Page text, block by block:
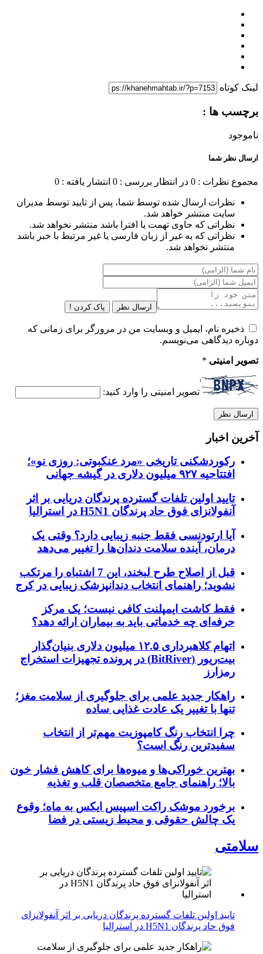
لینک کوتاه
برچسب ها :
ناموجود
ارسال نظر شما
مجموع نظرات : 0 در انتظار بررسی : 0 انتشار یافته : 0
نظرات ارسال شده توسط شما، پس از تایید توسط مدیران
سایت منتشر خواهد شد.
نظراتی که حاوی تهمت یا افترا باشد منتشر نخواهد شد.
نظراتی که به غیر از زبان فارسی یا غیر مرتبط با خبر باشد
منتشر نخواهد شد.
ارسال نظر پاک کردن !
ذخیره نام، ایمیل و وبسایت من در مرورگر برای زمانی که
دوباره دیدگاهی می‌نویسم.
تصویر امنیتی *
تصویر امنیتی را وارد کنید:
آخرین اخبار
رکوردشکنی تاریخی «مرد عنکبوتی: روزی نو»؛
افتتاحیه ۹۲۷ میلیون دلاری در گیشه جهانی
تایید اولین تلفات گسترده پرندگان دریایی بر اثر
آنفولانزای فوق حاد پرندگان H5N1 در استرالیا
آیا ارتودنسی فقط جنبه زیبایی دارد؟ وقتی یک
درمان، آینده سلامت دندان‌ها را تغییر می‌دهد
قبل از اصلاح طرح لبخند، این 7 اشتباه را مرتکب
نشوید؛ راهنمای انتخاب دندانپزشک زیبایی در کرج
فقط کاشت ایمپلنت کافی نیست؛ یک مرکز
حرفه‌ای چه خدماتی باید به بیماران ارائه دهد؟
اتهام کلاهبرداری ۱۲.۵ میلیون دلاری بنیان‌گذار
بیت‌ریور (BitRiver) در پرونده تجهیزات استخراج
رمزارز
راهکار جدید علمی برای جلوگیری از سلامت مغز؛
تنها با تغییر یک عادت غذایی ساده
چرا انتخاب رنگ کامپوزیت مهم‌تر از انتخاب
سفیدترین رنگ است؟
بهترین خوراکی‌ها و میوه‌ها برای کاهش فشار خون
بالا؛ راهنمای جامع متخصصان قلب و تغذیه
برخورد موشک راکت اسپیس ایکس به ماه؛ وقوع
یک چالش حقوقی و محیط زیستی در فضا
سلامتی
تایید اولین تلفات گسترده پرندگان دریایی بر اثر آنفولانزای
فوق حاد پرندگان H5N1 در استرالیا